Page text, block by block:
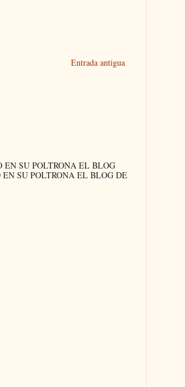
Entrada antigua
EN SU POLTRONA EL BLOG
SU POLTRONA EL BLOG DE